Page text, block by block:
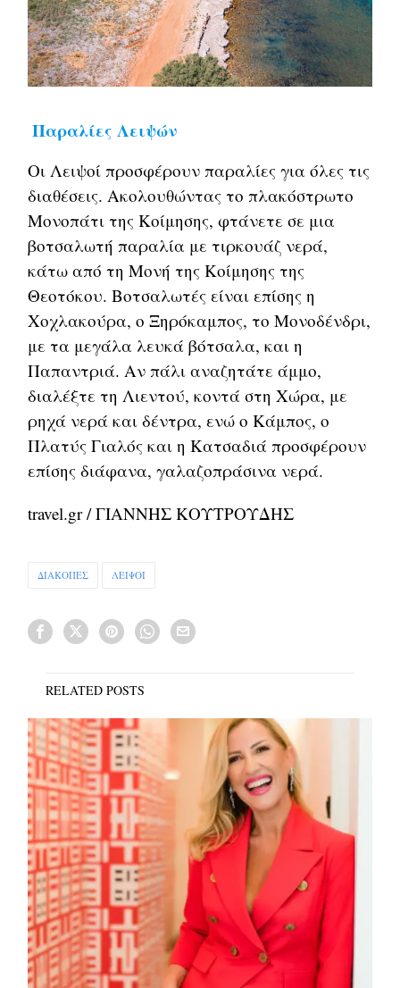
Παραλίες Λειψών
Οι Λειψοί προσφέρουν παραλίες για όλες τις
διαθέσεις. Ακολουθώντας το πλακόστρωτο
Μονοπάτι της Κοίμησης, φτάνετε σε μια
βοτσαλωτή παραλία με τιρκουάζ νερά,
κάτω από τη Μονή της Κοίμησης της
Θεοτόκου. Βοτσαλωτές είναι επίσης η
Χοχλακούρα, ο Ξηρόκαμπος, το Μονοδένδρι,
με τα μεγάλα λευκά βότσαλα, και η
Παπαντριά. Αν πάλι αναζητάτε άμμο,
διαλέξτε τη Λιεντού, κοντά στη Χώρα, με
ρηχά νερά και δέντρα, ενώ ο Κάμπος, ο
Πλατύς Γιαλός και η Κατσαδιά προσφέρουν
επίσης διάφανα, γαλαζοπράσινα νερά.
travel.gr / ΓΙΑΝΝΗΣ ΚΟΥΤΡΟΥΔΗΣ
ΔΙΑΚΟΠΕΣ ΛΕΙΨΟΙ
RELATED POSTS